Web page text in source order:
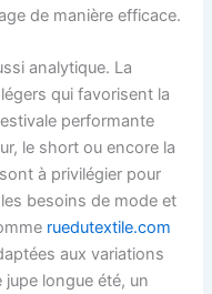
de manière efficace.
analytique. La
qui favorisent la
performante
le short ou encore la
à privilégier pour
besoins de mode et
ruedutextile.com
aux variations
jupe longue été, un